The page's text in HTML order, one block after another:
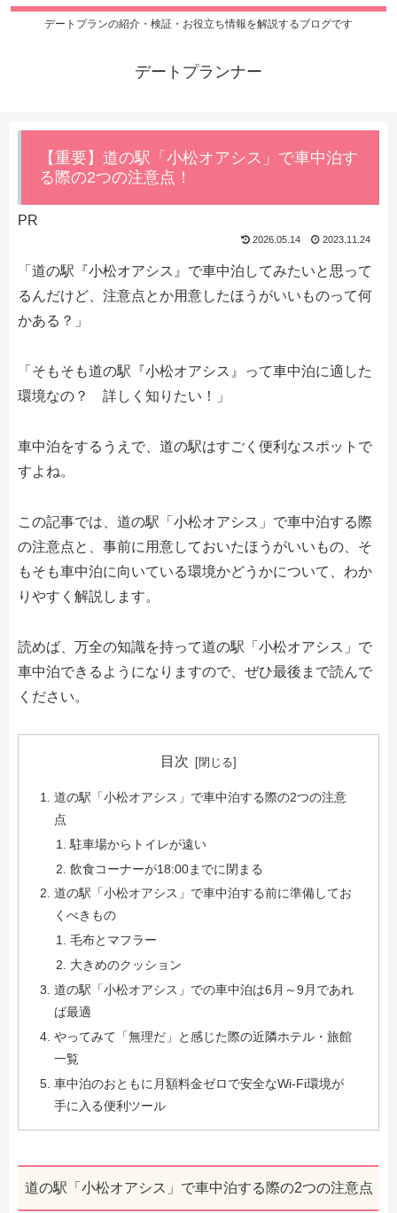
デートプランの紹介・検証・お役立ち情報を解説するブログです
デートプランナー
【重要】道の駅「小松オアシス」で車中泊す
る際の2つの注意点！
PR
2026.05.14 2023.11.24
「道の駅『小松オアシス』で車中泊してみたいと思って
るんだけど、注意点とか用意したほうがいいものって何
かある？」
「そもそも道の駅『小松オアシス』って車中泊に適した
環境なの？ 詳しく知りたい！」
車中泊をするうえで、道の駅はすごく便利なスポットで
すよね。
この記事では、道の駅「小松オアシス」で車中泊する際
の注意点と、事前に用意しておいたほうがいいもの、そ
もそも車中泊に向いている環境かどうかについて、わか
りやすく解説します。
読めば、万全の知識を持って道の駅「小松オアシス」で
車中泊できるようになりますので、ぜひ最後まで読んで
ください。
目次
道の駅「小松オアシス」で車中泊する際の2つの注意
点
駐車場からトイレが遠い
飲食コーナーが18:00までに閉まる
道の駅「小松オアシス」で車中泊する前に準備してお
くべきもの
毛布とマフラー
大きめのクッション
道の駅「小松オアシス」での車中泊は6月～9月であれ
ば最適
やってみて「無理だ」と感じた際の近隣ホテル・旅館
一覧
車中泊のおともに月額料金ゼロで安全なWi-Fi環境が
手に入る便利ツール
道の駅「小松オアシス」で車中泊する際の2つの注意点